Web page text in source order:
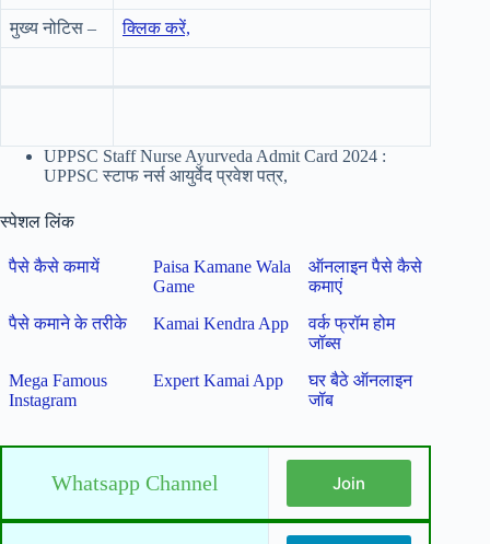
मुख्य नोटिस – क्लिक करें,
UPPSC Staff Nurse Ayurveda Admit Card 2024 :
UPPSC स्टाफ नर्स आयुर्वेद प्रवेश पत्र,
स्पेशल लिंक
पैसे कैसे कमायें
Paisa Kamane Wala
Game
ऑनलाइन पैसे कैसे
कमाएं
पैसे कमाने के तरीके
Kamai Kendra App
वर्क फ्रॉम होम
जॉब्स
Mega Famous
Instagram
Expert Kamai App
घर बैठे ऑनलाइन
जॉब
Whatsapp Channel Join